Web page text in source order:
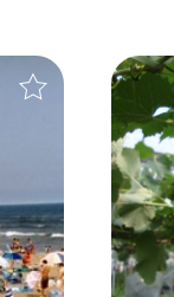
東葛飾
松